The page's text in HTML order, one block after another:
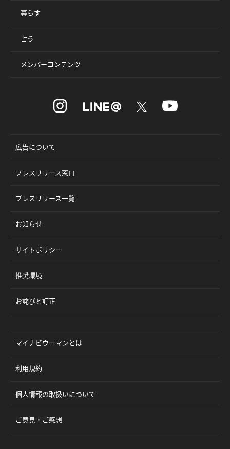
暮らす
占う
メンバーコンテンツ
広告について
プレスリリース窓口
プレスリリース一覧
お知らせ
サイトポリシー
推奨環境
お詫びと訂正
マイナビウーマンとは
利用規約
個人情報の取扱いについて
ご意見・ご感想